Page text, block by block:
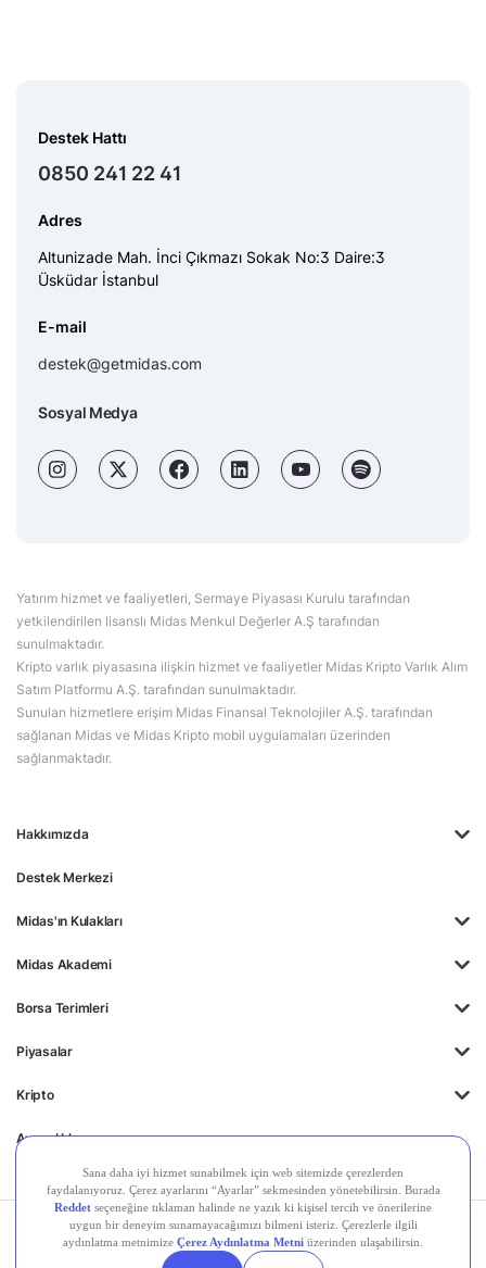
Hakkımızda
Destek Merkezi
Midas'ın Kulakları
Midas Akademi
Borsa Terimleri
Piyasalar
Kripto
Ayrıcalıklar
Destek Hattı
0850 241 22 41
Adres
Altunizade Mah. İnci Çıkmazı Sokak No:3 Daire:3
Üsküdar İstanbul
E-mail
destek@getmidas.com
Sosyal Medya
Yatırım hizmet ve faaliyetleri, Sermaye Piyasası Kurulu tarafından
yetkilendirilen lisanslı Midas Menkul Değerler A.Ş tarafından
sunulmaktadır.
Kripto varlık piyasasına ilişkin hizmet ve faaliyetler Midas Kripto Varlık Alım
Satım Platformu A.Ş. tarafından sunulmaktadır.
Sunulan hizmetlere erişim Midas Finansal Teknolojiler A.Ş. tarafından
sağlanan Midas ve Midas Kripto mobil uygulamaları üzerinden
sağlanmaktadır.
Kişisel Verilerin
Gizlilik
Politikası
Yasal
Duyurular
Çerez